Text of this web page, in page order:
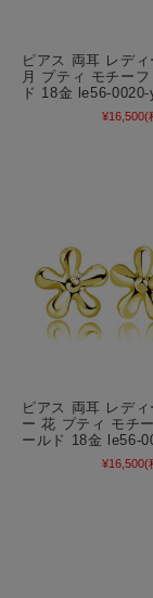
ピアス 両耳 レデ
月 プティ モチー
ド 18金 le56-0020-
¥16,500(
ピアス 両耳 レディ
ー 花 プティ モチ
ールド 18金 le56-
¥16,500(